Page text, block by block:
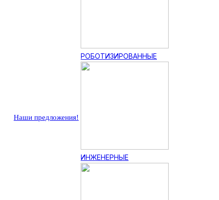
Наши предложения!
РОБОТИЗИРОВАННЫЕ
ИНЖЕНЕРНЫЕ